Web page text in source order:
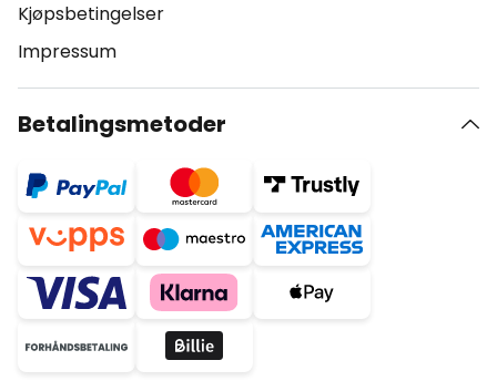
Kjøpsbetingelser
Impressum
Betalingsmetoder